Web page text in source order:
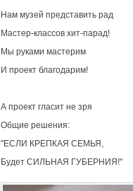
Нам музей представить рад
Мастер-классов хит-парад!
Мы руками мастерим
И проект благодарим!
А проект гласит не зря
Общие решения:
"ЕСЛИ КРЕПКАЯ СЕМЬЯ,
Будет СИЛЬНАЯ ГУБЕРНИЯ!"